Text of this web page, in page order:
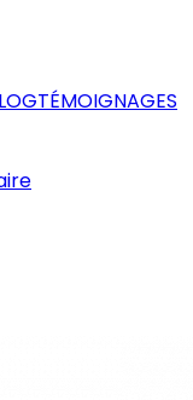
TÉMOIGNAGES